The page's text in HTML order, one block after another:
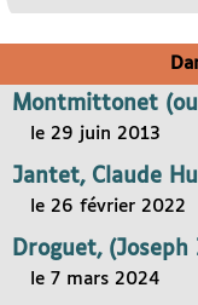
Montmittonet
le 29 juin 2013
Jantet, Claude
le 26 février 2022
Droguet,
le 7 mars 2024